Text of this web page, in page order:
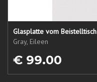
Glasplatte vom Beistelltisch
Gray, Eileen
€ 99.00